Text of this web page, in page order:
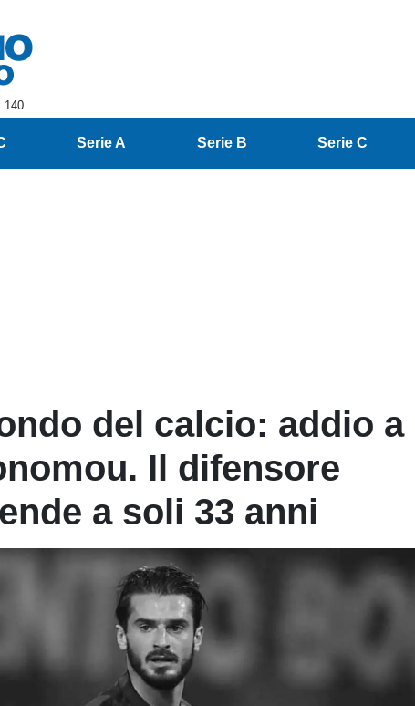
140
Serie A Serie B Serie C
del calcio: addio a
Il difensore
a soli 33 anni